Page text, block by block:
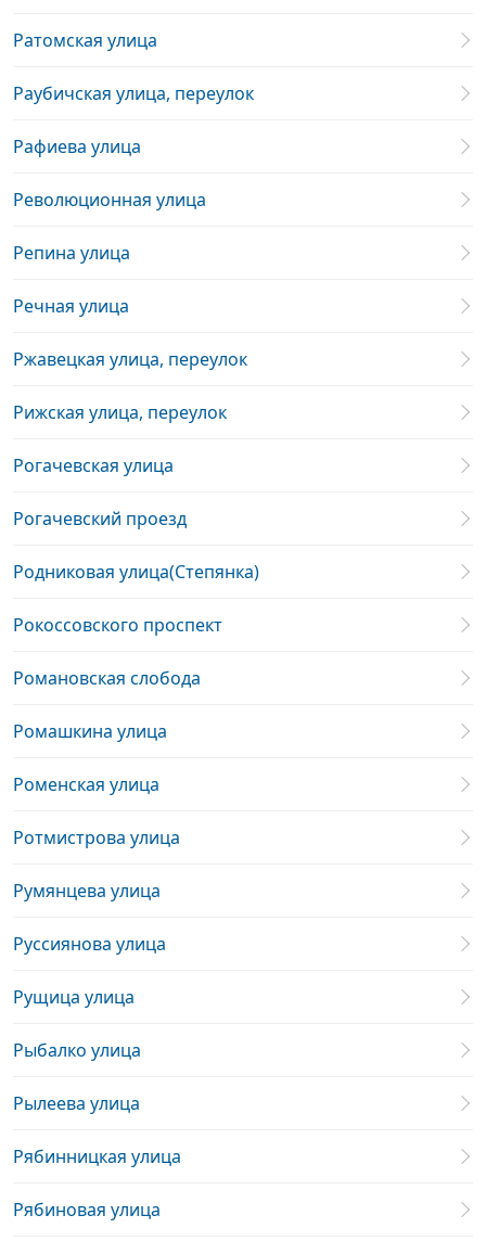
Ратомская улица
Раубичская улица, переулок
Рафиева улица
Революционная улица
Репина улица
Речная улица
Ржавецкая улица, переулок
Рижская улица, переулок
Рогачевская улица
Рогачевский проезд
Родниковая улица(Степянка)
Рокоссовского проспект
Романовская слобода
Ромашкина улица
Роменская улица
Ротмистрова улица
Румянцева улица
Руссиянова улица
Рущица улица
Рыбалко улица
Рылеева улица
Рябинницкая улица
Рябиновая улица